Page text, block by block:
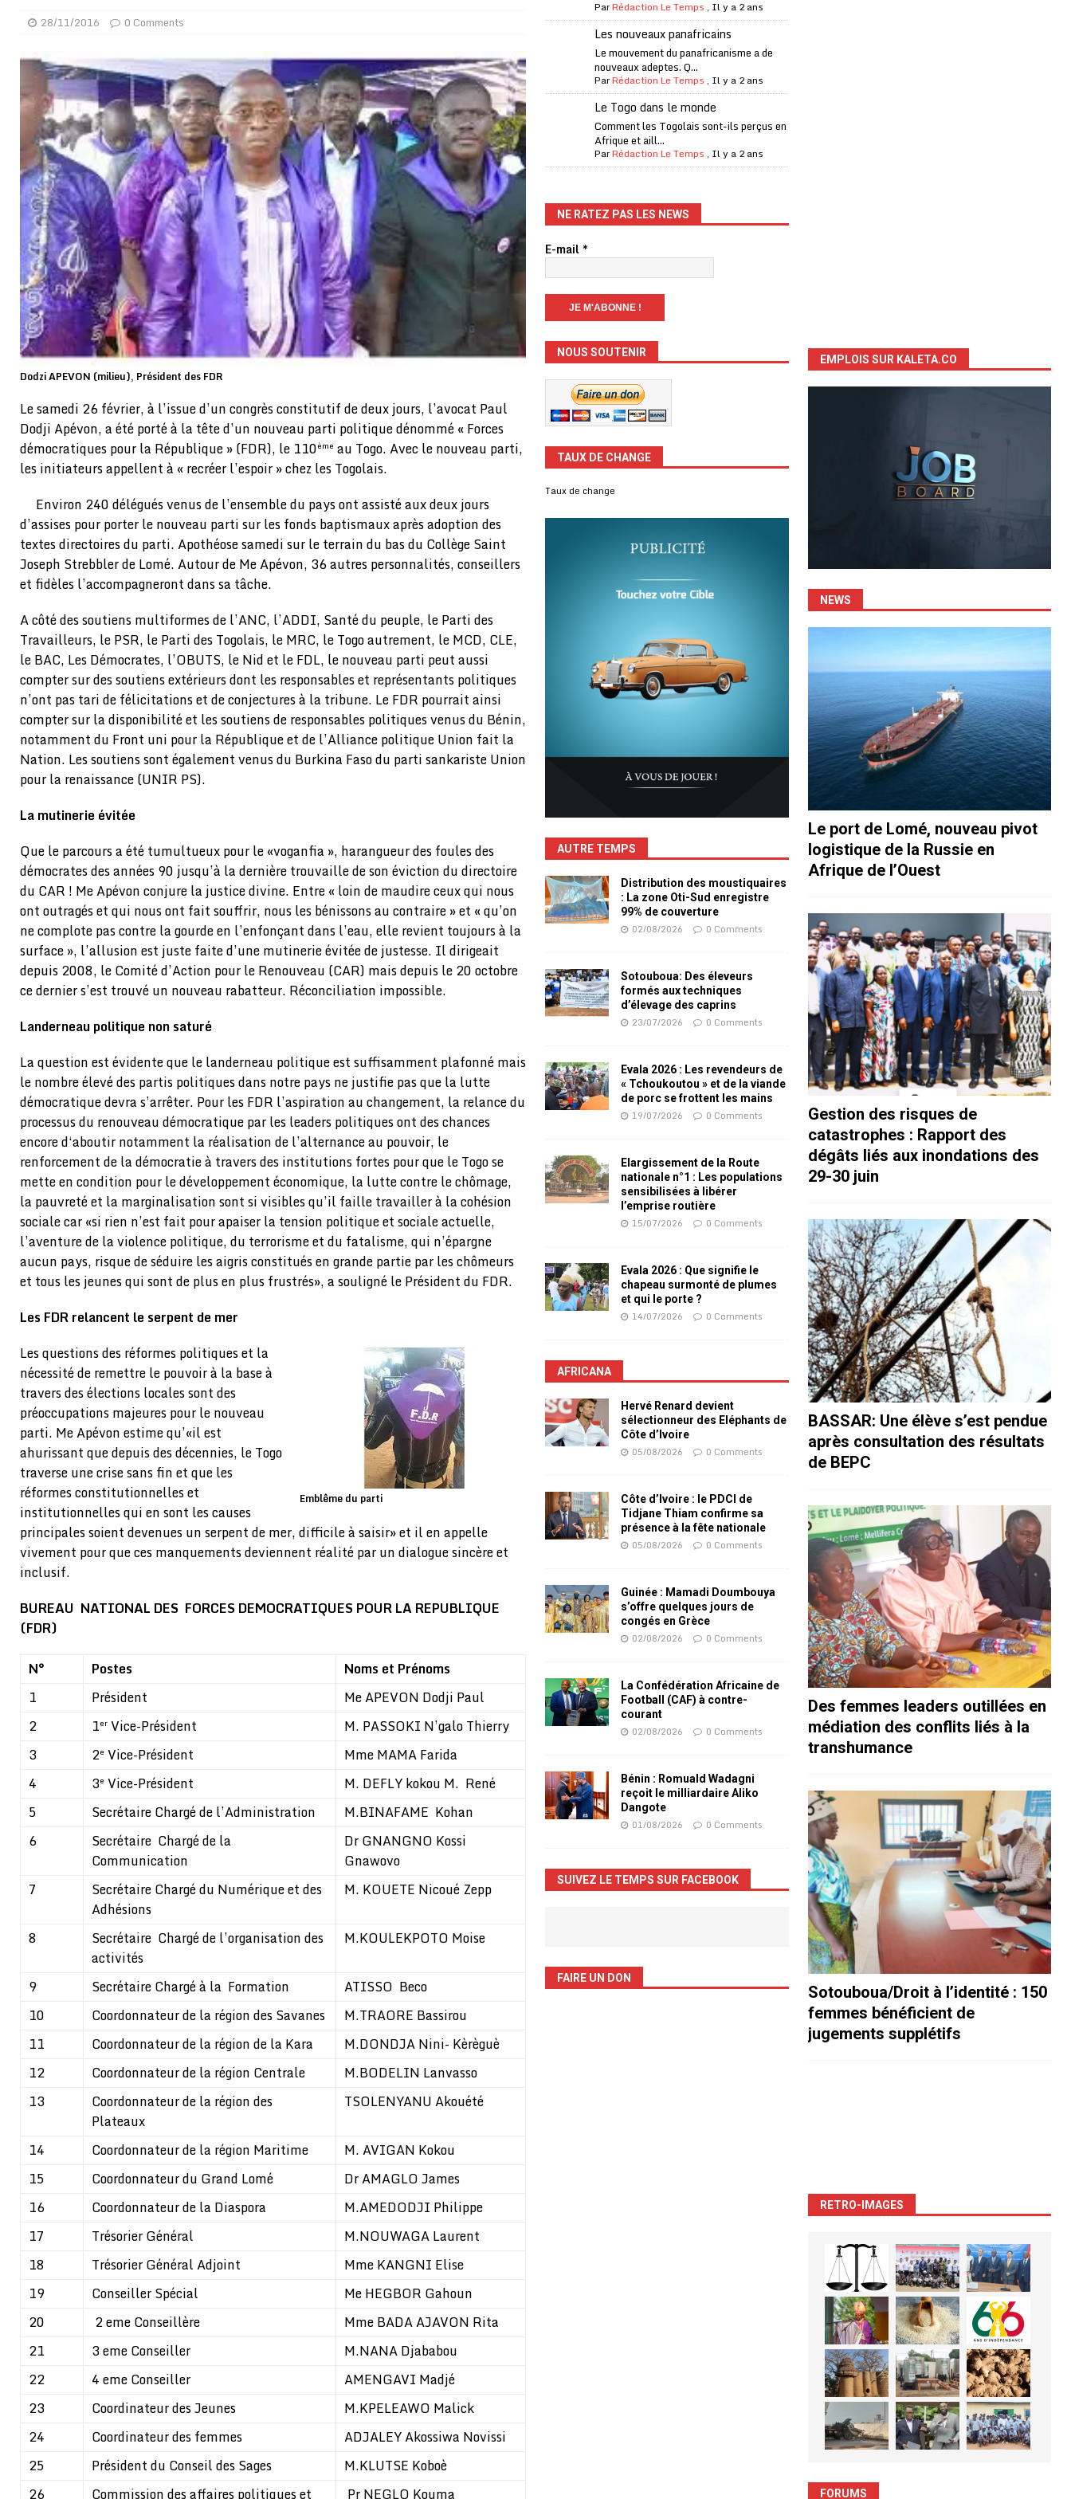
A LA UNE
[ 01/08/2026 ]
Quatre candidats à la succession d’Infantino à la tête de la FIFA
A LA UNE
[ 01/08/2026 ] Bénin : Romuald Wadagni reçoit le milliardaire Aliko Dangote
A LA UNE
[ 31/07/2026 ] Niger : le FMI débloque une bouffée d’oxygène financière
ECONOMIE
[ 31/07/2026 ] Franco Baresi, légendaire défenseur de l’Italie et de l’AC Milan, est mort à 66 ans
A LA UNE
[ 31/07/2026 ] Benjamin Mendy a vendu aux enchères son trophée de la Coupe du monde
[ 31/07/2026 ] Bénin : les membres du Sénat installés
A LA UNE
[ 31/07/2026 ] Projet d’investisseurs à la Fifa: l’UEFA menace à «l’unanimité» d’un boycott des Coupes du monde
BUSINESS
[ 30/07/2026 ] Mali : au moins 19 soldats exécutés, Amnesty International exige une enquête
[ 05/08/2026 ] Hervé Renard devient sélectionneur des Eléphants de Côte d’Ivoire
28/11/2016 0 Comments
Dodzi APEVON (milieu), Président des FDR
Le samedi 26 février, à l’issue d’un congrès constitutif de deux jours, l’avocat Paul
Dodji Apévon, a été porté à la tête d’un nouveau parti politique dénommé « Forces
démocratiques pour la République » (FDR), le 110ème au Togo. Avec le nouveau parti,
les initiateurs appellent à « recréer l’espoir » chez les Togolais.
Environ 240 délégués venus de l’ensemble du pays ont assisté aux deux jours
d’assises pour porter le nouveau parti sur les fonds baptismaux après adoption des
textes directoires du parti. Apothéose samedi sur le terrain du bas du Collège Saint
Joseph Strebbler de Lomé. Autour de Me Apévon, 36 autres personnalités, conseillers
et fidèles l’accompagneront dans sa tâche.
A côté des soutiens multiformes de l’ANC, l’ADDI, Santé du peuple, le Parti des
Travailleurs, le PSR, le Parti des Togolais, le MRC, le Togo autrement, le MCD, CLE,
le BAC, Les Démocrates, l’OBUTS, le Nid et le FDL, le nouveau parti peut aussi
compter sur des soutiens extérieurs dont les responsables et représentants politiques
n’ont pas tari de félicitations et de conjectures à la tribune. Le FDR pourrait ainsi
compter sur la disponibilité et les soutiens de responsables politiques venus du Bénin,
notamment du Front uni pour la République et de l’Alliance politique Union fait la
Nation. Les soutiens sont également venus du Burkina Faso du parti sankariste Union
pour la renaissance (UNIR PS).
La mutinerie évitée
Que le parcours a été tumultueux pour le «voganfia », harangueur des foules des
démocrates des années 90 jusqu’à la dernière trouvaille de son éviction du directoire
du CAR ! Me Apévon conjure la justice divine. Entre « loin de maudire ceux qui nous
ont outragés et qui nous ont fait souffrir, nous les bénissons au contraire » et « qu’on
ne complote pas contre la gourde en l’enfonçant dans l’eau, elle revient toujours à la
surface », l’allusion est juste faite d’une mutinerie évitée de justesse. Il dirigeait
depuis 2008, le Comité d’Action pour le Renouveau (CAR) mais depuis le 20 octobre
ce dernier s’est trouvé un nouveau rabatteur. Réconciliation impossible.
Landerneau politique non saturé
La question est évidente que le landerneau politique est suffisamment plafonné mais
le nombre élevé des partis politiques dans notre pays ne justifie pas que la lutte
démocratique devra s’arrêter. Pour les FDR l’aspiration au changement, la relance du
processus du renouveau démocratique par les leaders politiques ont des chances
encore d‘aboutir notamment la réalisation de l’alternance au pouvoir, le
renforcement de la démocratie à travers des institutions fortes pour que le Togo se
mette en condition pour le développement économique, la lutte contre le chômage,
la pauvreté et la marginalisation sont si visibles qu’il faille travailler à la cohésion
sociale car «si rien n’est fait pour apaiser la tension politique et sociale actuelle,
l’aventure de la violence politique, du terrorisme et du fatalisme, qui n’épargne
aucun pays, risque de séduire les aigris constitués en grande partie par les chômeurs
et tous les jeunes qui sont de plus en plus frustrés», a souligné le Président du FDR.
Les FDR relancent le serpent de mer
Emblême du parti
Les questions des réformes politiques et la
nécessité de remettre le pouvoir à la base à
travers des élections locales sont des
préoccupations majeures pour le nouveau
parti. Me Apévon estime qu’«il est
ahurissant que depuis des décennies, le Togo
traverse une crise sans fin et que les
réformes constitutionnelles et
institutionnelles qui en sont les causes
principales soient devenues un serpent de mer, difficile à saisir» et il en appelle
vivement pour que ces manquements deviennent réalité par un dialogue sincère et
inclusif.
BUREAU NATIONAL DES FORCES DEMOCRATIQUES POUR LA REPUBLIQUE
(FDR)
N°
Postes
Noms et Prénoms
1
Président
Me APEVON Dodji Paul
2
1er Vice-Président
M. PASSOKI N’galo Thierry
3
2e Vice-Président
Mme MAMA Farida
4
3e Vice-Président
M. DEFLY kokou M. René
5
Secrétaire Chargé de l’Administration
M.BINAFAME Kohan
6
Secrétaire Chargé de la
Communication
Dr GNANGNO Kossi
Gnawovo
7
Secrétaire Chargé du Numérique et des
Adhésions
M. KOUETE Nicoué Zepp
8
Secrétaire Chargé de l’organisation des
activités
M.KOULEKPOTO Moise
9 Secrétaire Chargé à la Formation
ATISSO Beco
10
Coordonnateur de la région des Savanes
M.TRAORE Bassirou
11
Coordonnateur de la région de la Kara
M.DONDJA Nini- Kèrèguè
12
Coordonnateur de la région Centrale
M.BODELIN Lanvasso
13
Coordonnateur de la région des
Plateaux
TSOLENYANU Akouété
14 Coordonnateur de la région Maritime
M. AVIGAN Kokou
15
Coordonnateur du Grand Lomé
Dr AMAGLO James
16
Coordonnateur de la Diaspora
M.AMEDODJI Philippe
17
Trésorier Général
M.NOUWAGA Laurent
18
Trésorier Général Adjoint
Mme KANGNI Elise
19
Conseiller Spécial
Me HEGBOR Gahoun
20
2 eme Conseillère
Mme BADA AJAVON Rita
21
3 eme Conseiller
M.NANA Djababou
22
4 eme Conseiller
AMENGAVI Madjé
23
Coordinateur des Jeunes
M.KPELEAWO Malick
24
Coordinateur des femmes
ADJALEY Akossiwa Novissi
25
Président du Conseil des Sages
M.KLUTSE Koboè
26
Commission des affaires politiques et Pr NEGLO Kouma
ParRédaction Le Temps , Il y a 2 ans
Les nouveaux panafricains
Le mouvement du panafricanisme a de
nouveaux adeptes. Q...
ParRédaction Le Temps , Il y a 2 ans
Le Togo dans le monde
Comment les Togolais sont-ils perçus en
Afrique et aill...
ParRédaction Le Temps , Il y a 2 ans
NE RATEZ PAS LES NEWS
E-mail*
NOUS SOUTENIR
TAUX DE CHANGE
Taux de change
AUTRE TEMPS
Distribution des moustiquaires
: La zone Oti-Sud enregistre
99% de couverture
02/08/2026 0 Comments
Sotouboua: Des éleveurs
formés aux techniques
d’élevage des caprins
23/07/2026 0 Comments
Evala 2026 : Les revendeurs de
« Tchoukoutou » et de la viande
de porc se frottent les mains
19/07/2026 0 Comments
Elargissement de la Route
nationale n°1 : Les populations
sensibilisées à libérer
l’emprise routière
15/07/2026 0 Comments
Evala 2026 : Que signifie le
chapeau surmonté de plumes
et qui le porte ?
14/07/2026 0 Comments
AFRICANA
Hervé Renard devient
sélectionneur des Eléphants de
Côte d’Ivoire
05/08/2026 0 Comments
Côte d’Ivoire : le PDCI de
Tidjane Thiam confirme sa
présence à la fête nationale
05/08/2026 0 Comments
Guinée : Mamadi Doumbouya
s’offre quelques jours de
congés en Grèce
02/08/2026 0 Comments
La Confédération Africaine de
Football (CAF) à contre-
courant
02/08/2026 0 Comments
Bénin : Romuald Wadagni
reçoit le milliardaire Aliko
Dangote
01/08/2026 0 Comments
SUIVEZ LE TEMPS SUR FACEBOOK
FAIRE UN DON
EMPLOIS SUR KALETA.CO
NEWS
Le port de Lomé, nouveau pivot
logistique de la Russie en
Afrique de l’Ouest
Gestion des risques de
catastrophes : Rapport des
dégâts liés aux inondations des
29-30 juin
BASSAR: Une élève s’est pendue
après consultation des résultats
de BEPC
Des femmes leaders outillées en
médiation des conflits liés à la
transhumance
Sotouboua/Droit à l’identité : 150
femmes bénéficient de
jugements supplétifs
RETRO-IMAGES
FORUMS